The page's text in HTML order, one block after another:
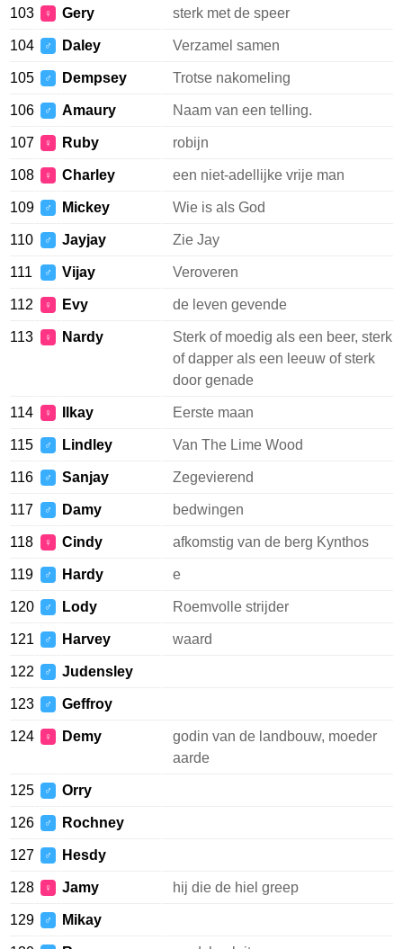
103 ♀ Gery sterk met de speer
104 ♂ Daley Verzamel samen
105 ♂ Dempsey Trotse nakomeling
106 ♂ Amaury Naam van een telling.
107 ♀ Ruby robijn
108 ♀ Charley een niet-adellijke vrije man
109 ♂ Mickey Wie is als God
110 ♂ Jayjay Zie Jay
111 ♂ Vijay Veroveren
112 ♀ Evy de leven gevende
113 ♀ Nardy
Sterk of moedig als een beer, sterk
of dapper als een leeuw of sterk
door genade
114 ♀ Ilkay Eerste maan
115 ♂ Lindley Van The Lime Wood
116 ♂ Sanjay Zegevierend
117 ♂ Damy bedwingen
118 ♀ Cindy afkomstig van de berg Kynthos
119 ♂ Hardy e
120 ♂ Lody Roemvolle strijder
121 ♂ Harvey waard
122 ♂ Judensley
123 ♂ Geffroy
124 ♀ Demy
godin van de landbouw, moeder
aarde
125 ♂ Orry
126 ♂ Rochney
127 ♂ Hesdy
128 ♀ Jamy hij die de hiel greep
129 ♂ Mikay